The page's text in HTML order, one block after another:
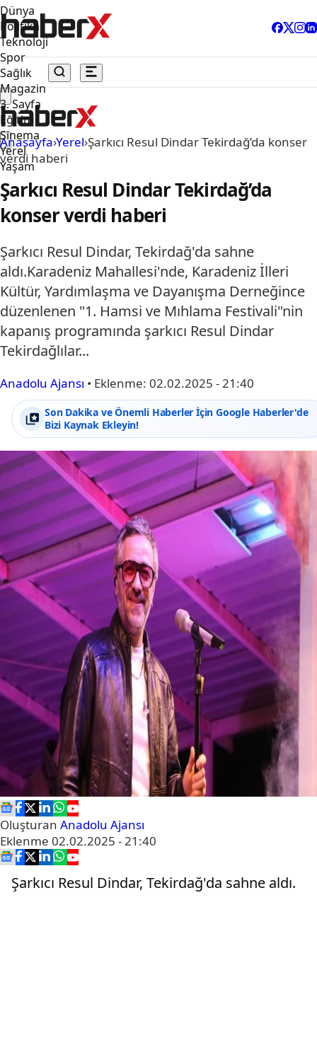
Dünya
Politika
Teknoloji
Spor
Sağlık
Magazin
3. Sayfa
Eğitim
Sinema
Yerel
Yaşam
Anasayfa›Yerel›Şarkıcı Resul Dindar Tekirdağ’da konser
verdi haberi
Şarkıcı Resul Dindar Tekirdağ’da
konser verdi haberi
Şarkıcı Resul Dindar, Tekirdağ'da sahne
aldı.Karadeniz Mahallesi'nde, Karadeniz İlleri
Kültür, Yardımlaşma ve Dayanışma Derneğince
düzenlenen "1. Hamsi ve Mıhlama Festivali"nin
kapanış programında şarkıcı Resul Dindar
Tekirdağlılar...
Anadolu Ajansı • Eklenme: 02.02.2025 - 21:40
Son Dakika ve Önemli Haberler İçin Google Haberler'de
Bizi Kaynak Ekleyin!
Oluşturan Anadolu Ajansı
Eklenme 02.02.2025 - 21:40
Şarkıcı Resul Dindar, Tekirdağ'da sahne aldı.